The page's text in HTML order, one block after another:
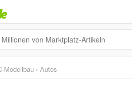
Modellbau › Autos